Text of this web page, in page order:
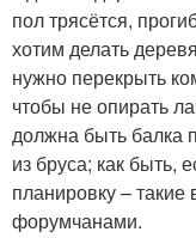
пол трясётся,
хотим делать
нужно перекрыть
чтобы не опирать
должна быть балка
из бруса; как быть,
планировку –
форумчанами.